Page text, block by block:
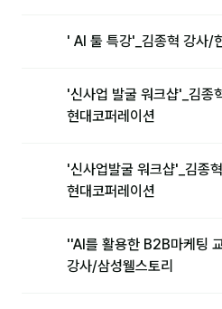
' AI 툴 특강'_김종혁 강사/
'신사업 발굴 워크샵'_김종
현대코퍼레이션
'신사업발굴 워크샵'_김종
현대코퍼레이션
''AI를 활용한 B2B마케팅
강사/삼성웰스토리